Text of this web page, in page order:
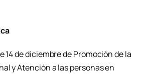
14 de diciembre de Promoción de la
y Atención a las personas en